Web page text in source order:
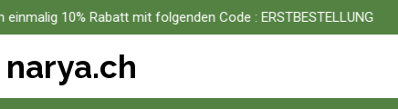
10% Rabatt mit folgenden Code : ERSTBESTELLUNG
narya.ch